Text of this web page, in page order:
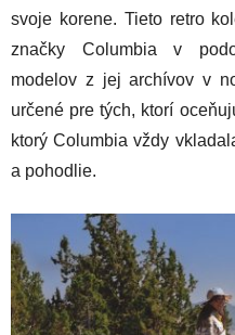
svoje korene. Tieto retro
značky Columbia v
modelov z jej archívov v
určené pre tých, ktorí
ktorý Columbia vždy
a pohodlie.